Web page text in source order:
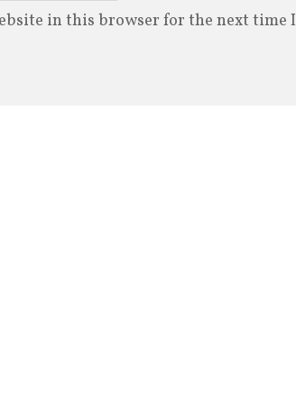
in this browser for the next time I